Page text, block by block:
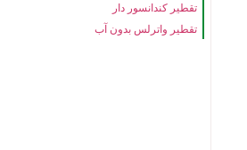
تقطیر کندانسور دار
تقطیر واترلس بدون آب